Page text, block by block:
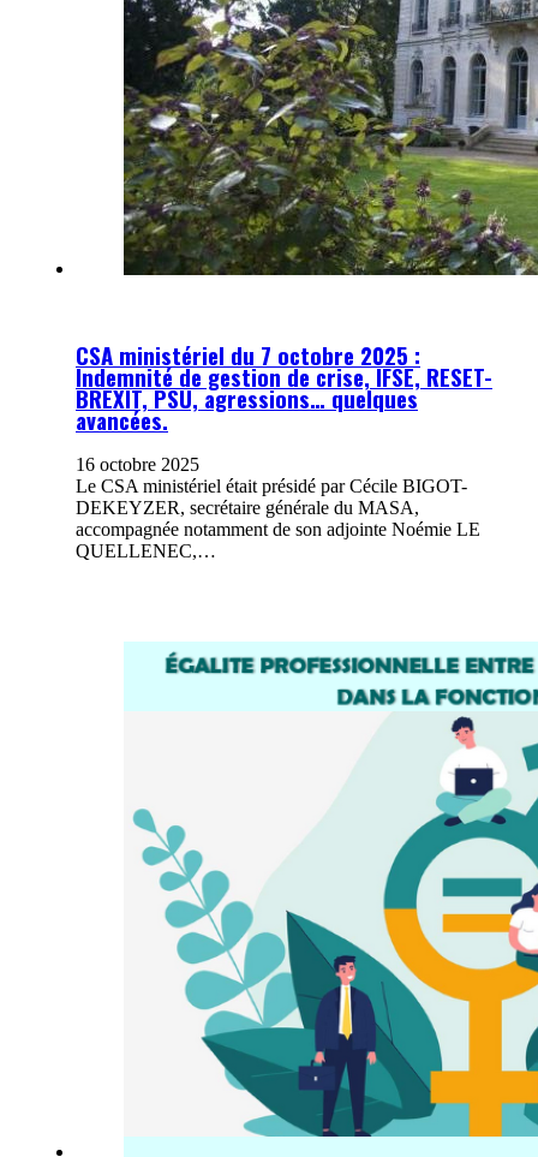
CSA ministériel du 7 octobre 2025 :
Indemnité de gestion de crise, IFSE, RESET-
BREXIT, PSU, agressions… quelques
avancées.
16 octobre 2025
Le CSA ministériel était présidé par Cécile BIGOT-
DEKEYZER, secrétaire générale du MASA,
accompagnée notamment de son adjointe Noémie LE
QUELLENEC,…